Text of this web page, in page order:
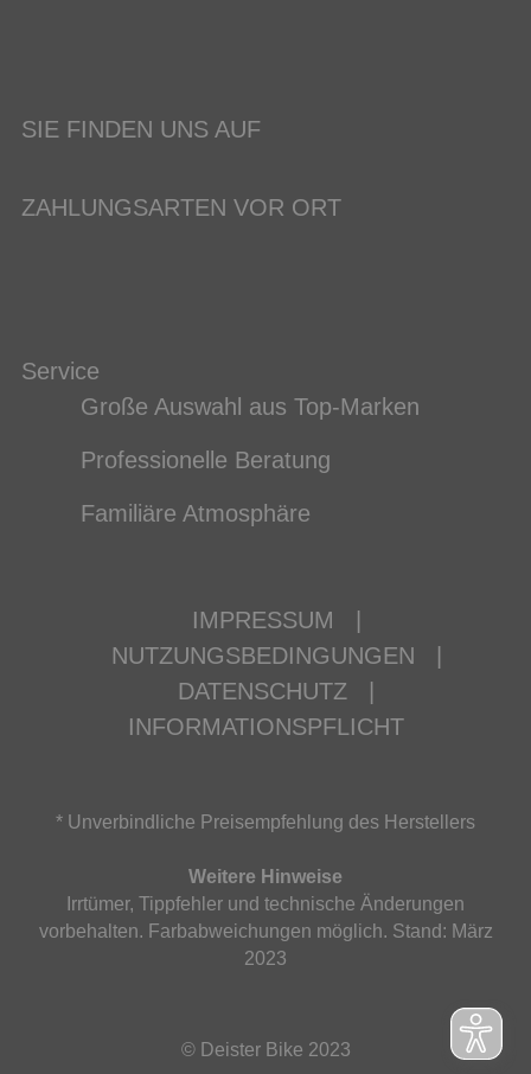
SIE FINDEN UNS AUF
ZAHLUNGSARTEN VOR ORT
Service
Große Auswahl aus Top-Marken
Professionelle Beratung
Familiäre Atmosphäre
IMPRESSUM
NUTZUNGSBEDINGUNGEN
DATENSCHUTZ
INFORMATIONSPFLICHT
* Unverbindliche Preisempfehlung des Herstellers
Weitere Hinweise
Irrtümer, Tippfehler und technische Änderungen
vorbehalten. Farbabweichungen möglich. Stand: März
2023
© Deister Bike 2023